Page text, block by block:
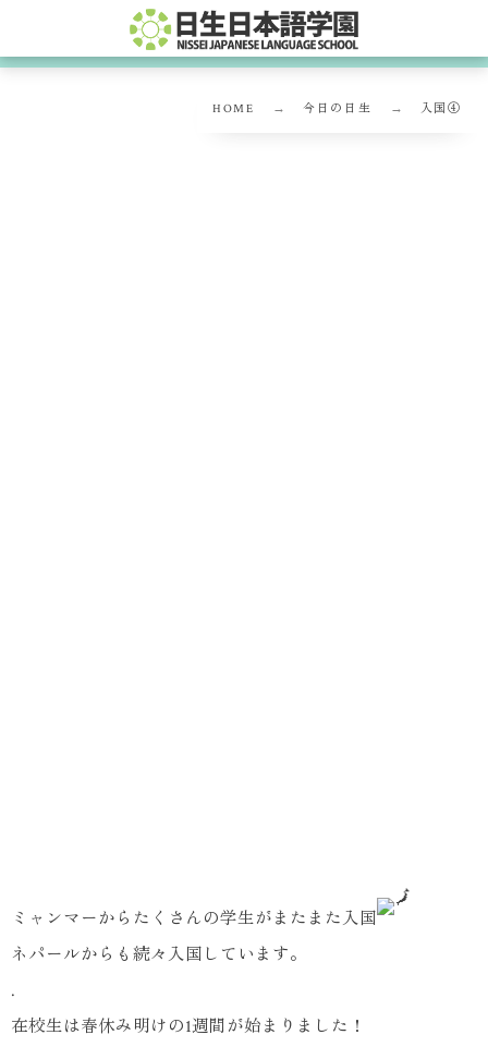
HOME 今日の日生 入国④
ミャンマーからたくさんの学生がまたまた入国
ネパールからも続々入国しています。
.
在校生は春休み明けの1週間が始まりました！